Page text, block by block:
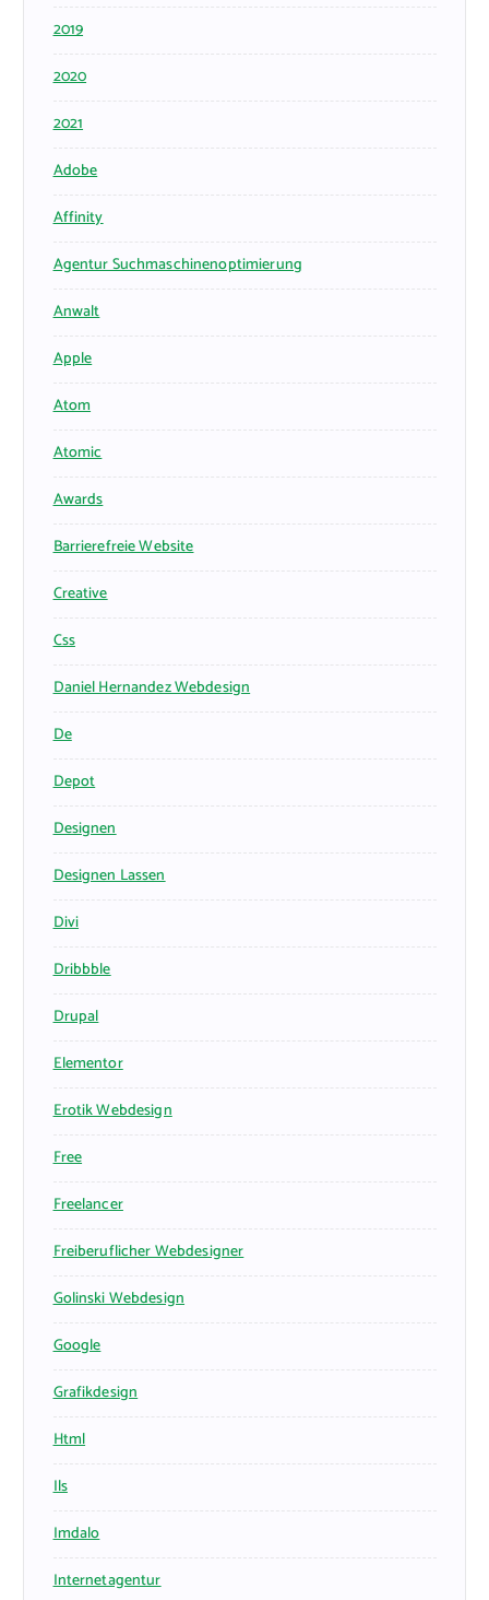
2019
2020
2021
Adobe
Affinity
Agentur Suchmaschinenoptimierung
Anwalt
Apple
Atom
Atomic
Awards
Barrierefreie Website
Creative
Css
Daniel Hernandez Webdesign
De
Depot
Designen
Designen Lassen
Divi
Dribbble
Drupal
Elementor
Erotik Webdesign
Free
Freelancer
Freiberuflicher Webdesigner
Golinski Webdesign
Google
Grafikdesign
Html
Ils
Imdalo
Internetagentur